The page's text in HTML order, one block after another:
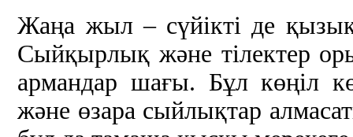
Жаңа жыл – сүйікті де
Сыйқырлық және тілектер
армандар шағы. Бұл көңіл
және өзара сыйлықтар